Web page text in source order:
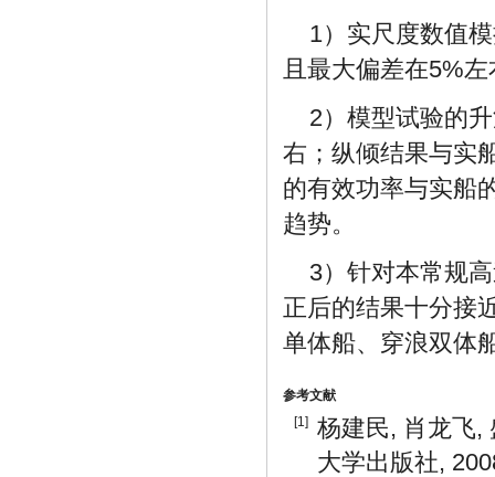
1）实尺度数值
且最大偏差在5%
2）模型试验的
右；纵倾结果与实
的有效功率与实船
趋势。
3）针对本常规
正后的结果十分接
单体船、穿浪双体
参考文献
[1] 杨建民, 肖龙飞,
大学出版社,